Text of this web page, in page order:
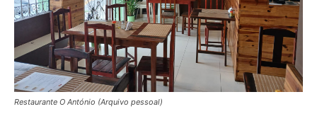
Restaurante O António (Arquivo pessoal)